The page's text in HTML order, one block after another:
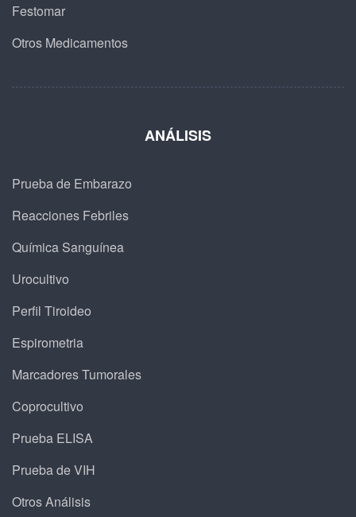
Festomar
Otros Medicamentos
ANÁLISIS
Prueba de Embarazo
Reacciones Febriles
Química Sanguínea
Urocultivo
Perfil Tiroideo
Espirometria
Marcadores Tumorales
Coprocultivo
Prueba ELISA
Prueba de VIH
Otros Análisis